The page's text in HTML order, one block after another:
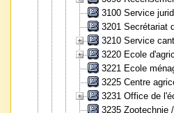
3100 Service
3201 Secrétariat
3210 Service
3220 Ecole
3221 Ecole
3225 Centre
3231 Office de
3235 Zootechnie